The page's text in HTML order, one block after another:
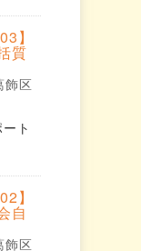
】
質
飾区
ト
】
自
飾区